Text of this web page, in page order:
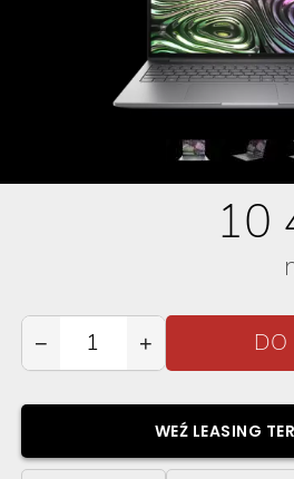
10
− +
WEŹ LEASING